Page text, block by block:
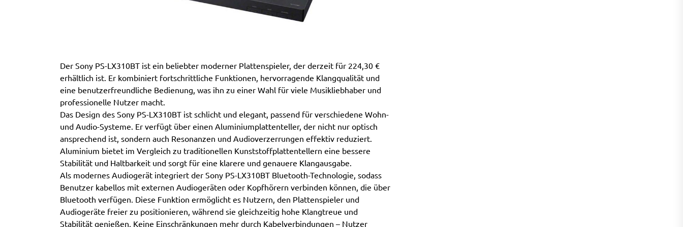
Der Sony PS-LX310BT ist ein beliebter moderner Plattenspieler, der derzeit für 224,30 €
erhältlich ist. Er kombiniert fortschrittliche Funktionen, hervorragende Klangqualität und
eine benutzerfreundliche Bedienung, was ihn zu einer Wahl für viele Musikliebhaber und
professionelle Nutzer macht.
Das Design des Sony PS-LX310BT ist schlicht und elegant, passend für verschiedene Wohn-
und Audio-Systeme. Er verfügt über einen Aluminiumplattenteller, der nicht nur optisch
ansprechend ist, sondern auch Resonanzen und Audioverzerrungen effektiv reduziert.
Aluminium bietet im Vergleich zu traditionellen Kunststoffplattentellern eine bessere
Stabilität und Haltbarkeit und sorgt für eine klarere und genauere Klangausgabe.
Als modernes Audiogerät integriert der Sony PS-LX310BT Bluetooth-Technologie, sodass
Benutzer kabellos mit externen Audiogeräten oder Kopfhörern verbinden können, die über
Bluetooth verfügen. Diese Funktion ermöglicht es Nutzern, den Plattenspieler und
Audiogeräte freier zu positionieren, während sie gleichzeitig hohe Klangtreue und
Stabilität genießen. Keine Einschränkungen mehr durch Kabelverbindungen – Nutzer